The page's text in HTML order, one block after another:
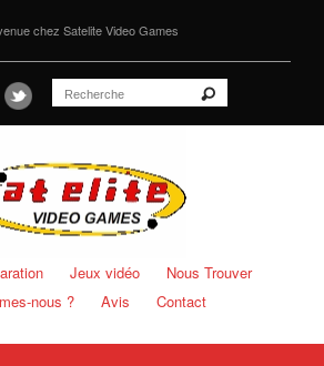
chez Satelite Video Games
Jeux vidéo
Nous Trouver
nous ?
Avis Contact